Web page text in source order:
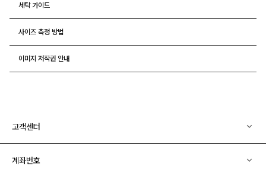
세탁 가이드
사이즈 측정 방법
이미지 저작권 안내
고객센터
계좌번호